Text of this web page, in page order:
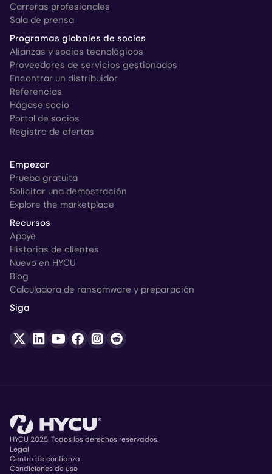
Carreras profesionales
Sala de prensa
Programas globales de socios
Alianzas y socios tecnológicos
Proveedores de servicios gestionados
Encontrar un distribuidor
Referencias
Hágase socio
Portal de socios
Registro de ofertas
Empezar
Prueba gratuita
Solicitar una demostración
Explore the marketplace
Recursos
Apoye
Historias de clientes
Nuevo en HYCU
Blog
Calculadora de ransomware y preparación
Siga
Copyright
HYCU 2025. Todos los derechos reservados.
Legal
Centro de confianza
Condiciones de uso